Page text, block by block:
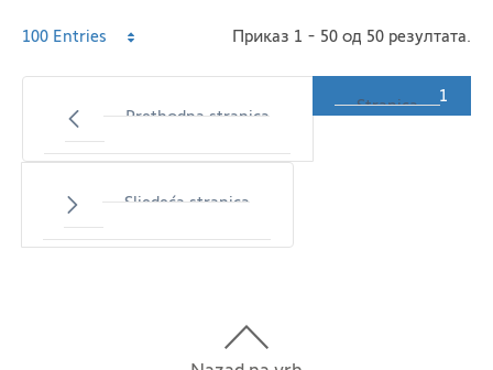
100 Entries
Per
Приказ 1 - 50 од 50 резултата.
Prethodna stranica
Stranica
1
Sljedeća stranica